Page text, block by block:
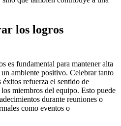
los logros
es fundamental para mantener alta
ambiente positivo. Celebrar tanto
refuerza el sentido de
miembros del equipo. Esto puede
durante reuniones o
como eventos o